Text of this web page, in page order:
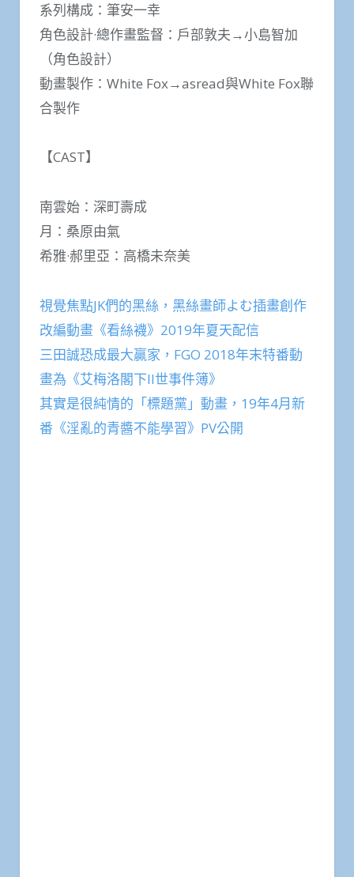
系列構成：筆安一幸
角色設計·總作畫監督：戶部敦夫→小島智加
（角色設計）
動畫製作：White Fox→asread與White Fox聯
合製作
【CAST】
南雲始：深町壽成
月：桑原由氣
希雅·郝里亞：高橋未奈美
視覺焦點JK們的黑絲，黑絲畫師よむ插畫創作
改編動畫《看絲襪》2019年夏天配信
三田誠恐成最大贏家，FGO 2018年末特番動
畫為《艾梅洛閣下II世事件簿》
其實是很純情的「標題黨」動畫，19年4月新
番《淫亂的青醬不能學習》PV公開